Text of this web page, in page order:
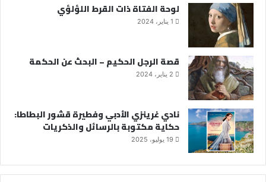
لوحة الفتاة ذات القرط اللؤلؤي
1 يناير، 2024
قصة الرجل الحكيم – البحث عن الحكمة
2 يناير، 2024
نادي غرينزي الأدبي وفطيرة قشور البطاطا:
حكاية مكتوبة بالرسائل والذكريات
19 يوليو، 2025